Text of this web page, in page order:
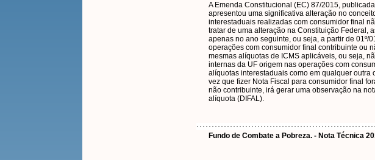
A Emenda Constitucional (EC) 87/2015,
apresentou uma significativa alteração no
interestaduais realizadas com consumidor final
tratar de uma alteração na Constituição Federal,
apenas no ano seguinte, ou seja, a partir de 01º/
operações com consumidor final contribuinte ou
mesmas alíquotas de ICMS aplicáveis, ou seja,
internas da UF origem nas operações com
alíquotas interestaduais como em qualquer outra
vez que fizer Nota Fiscal para consumidor final
não contribuinte, irá gerar uma observação na
alíquota (DIFAL).
Fundo de Combate a Pobreza. - Nota Técnica